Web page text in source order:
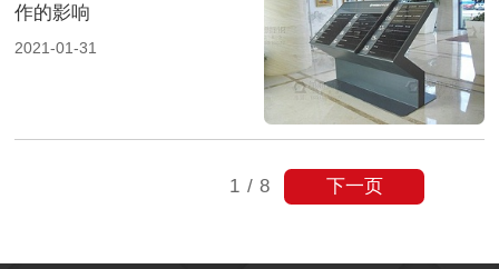
作的影响
2021-01-31
1 / 8 下一页